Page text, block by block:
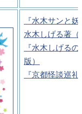
『水木サンと
水木しげる著（
『水木しげる
版）
『京都怪談巡